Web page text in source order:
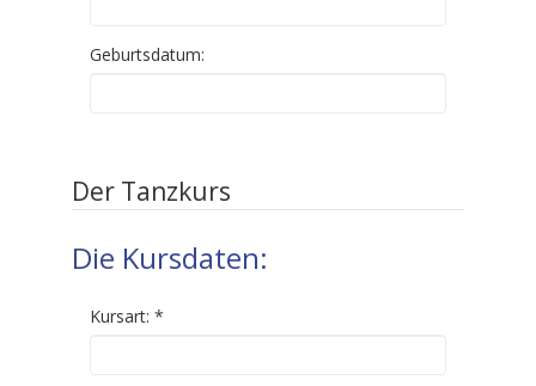
Geburtsdatum:
Der Tanzkurs
Die Kursdaten:
Kursart: *